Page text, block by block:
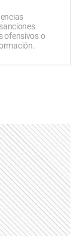
ofensivos o